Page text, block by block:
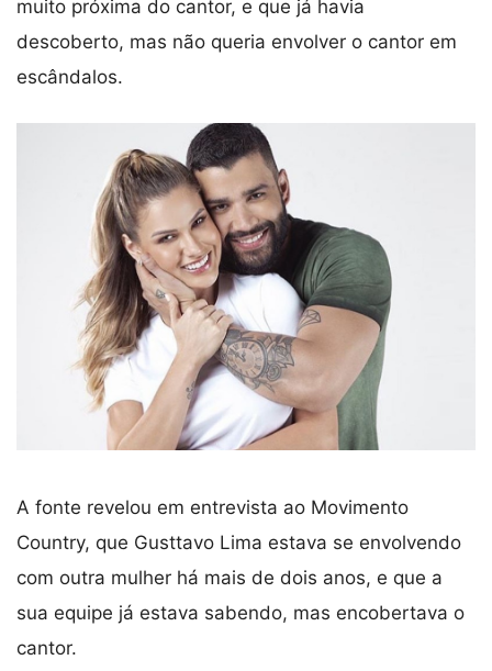
muito próxima do cantor, e que já havia
descoberto, mas não queria envolver o cantor em
escândalos.
A fonte revelou em entrevista ao Movimento
Country, que Gusttavo Lima estava se envolvendo
com outra mulher há mais de dois anos, e que a
sua equipe já estava sabendo, mas encobertava o
cantor.